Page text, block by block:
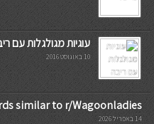
עוגיות מגולגלות עם
10 באוגוסט 2016
similar to r/Wagoonladies
14 באפריל 2026